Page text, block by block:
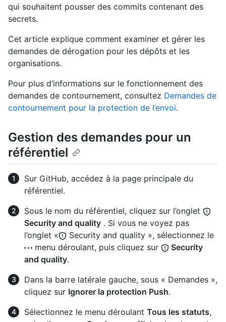
qui souhaitent pousser des commits contenant des
secrets.
Cet article explique comment examiner et gérer les
demandes de dérogation pour les dépôts et les
organisations.
Pour plus d’informations sur le fonctionnement des
demandes de contournement, consultez Demandes de
contournement pour la protection de l’envoi.
Gestion des demandes pour un
référentiel
Sur GitHub, accédez à la page principale du
référentiel.
Sous le nom du référentiel, cliquez sur l’onglet
Security and quality . Si vous ne voyez pas
l’onglet «
Security and quality », sélectionnez le
menu déroulant, puis cliquez sur
Security
and quality.
Dans la barre latérale gauche, sous « Demandes »,
cliquez sur Ignorer la protection Push.
Sélectionnez le menu déroulant Tous les statuts,